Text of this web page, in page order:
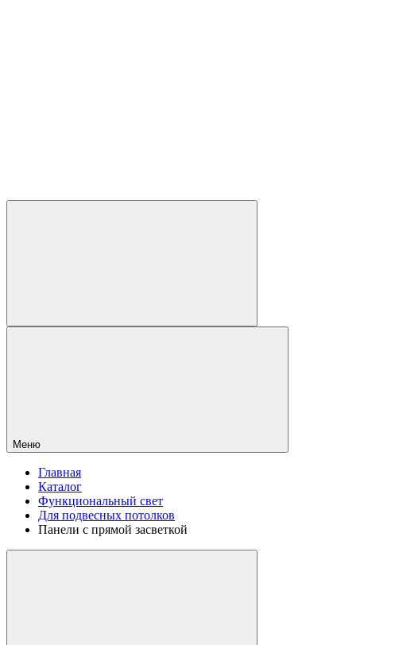
Меню
Главная
Каталог
Функциональный свет
Для подвесных потолков
Панели с прямой засветкой